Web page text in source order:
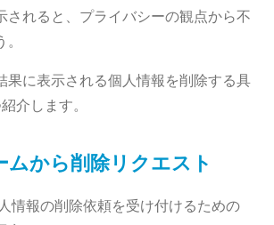
されると、プライバシーの観点から不
果に表示される個人情報を削除する具
介します。
ムから削除リクエスト
情報の削除依頼を受け付けるための